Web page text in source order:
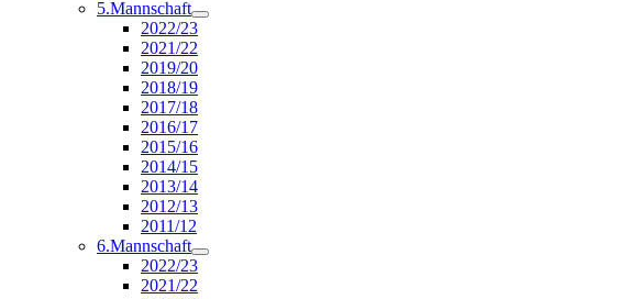
5.Mannschaft
2022/23
2021/22
2019/20
2018/19
2017/18
2016/17
2015/16
2014/15
2013/14
2012/13
2011/12
6.Mannschaft
2022/23
2021/22